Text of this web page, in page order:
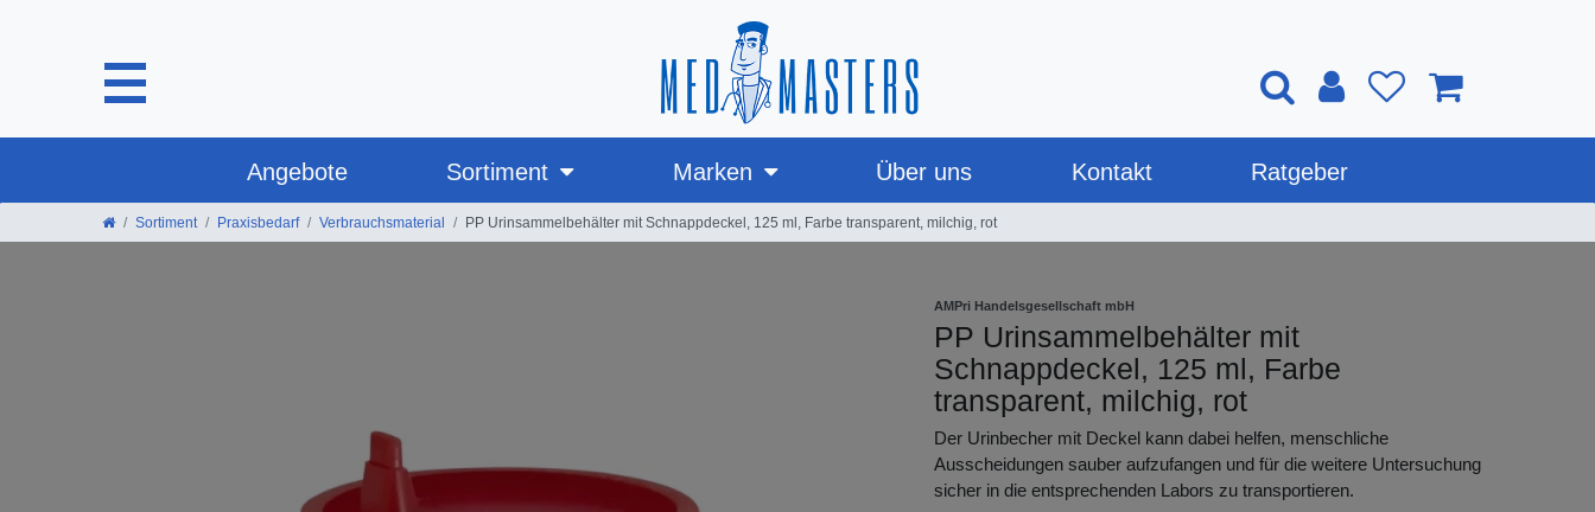
Angebote Sortiment Marken Über uns Kontakt Ratgeber
Sortiment Praxisbedarf Verbrauchsmaterial PP Urinsammelbehälter mit Schnappdeckel, 125 ml, Farbe transparent, milchig, rot
AMPri Handelsgesellschaft mbH
PP Urinsammelbehälter mit
Schnappdeckel, 125 ml, Farbe
transparent, milchig, rot
Der Urinbecher mit Deckel kann dabei helfen, menschliche
Ausscheidungen sauber aufzufangen und für die weitere Untersuchung
sicher in die entsprechenden Labors zu transportieren.